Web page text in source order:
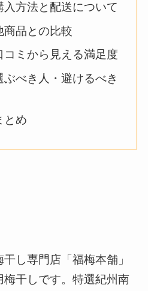
方法と配送について
商品との比較
コミから見える満足度
べき人・避けるべき
とめ
し専門店「福梅本舗」
干しです。特選紀州南